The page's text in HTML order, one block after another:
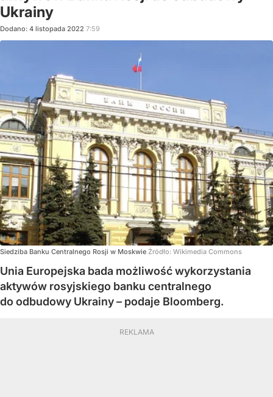
Ukrainy
Dodano: 4 listopada 2022 7:59
Siedziba Banku Centralnego Rosji w Moskwie Źródło: Wikimedia Commons
Unia Europejska bada możliwość wykorzystania
aktywów rosyjskiego banku centralnego
do odbudowy Ukrainy – podaje Bloomberg.